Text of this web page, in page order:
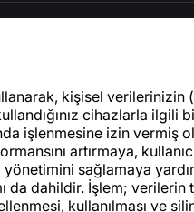
kişisel verilerinizin
cihazlarla ilgili
işlenmesine izin vermiş
artırmaya,
sağlamaya
da dahildir. İşlem; verilerin
kullanılması ve
Haberler
Proje
İletişim